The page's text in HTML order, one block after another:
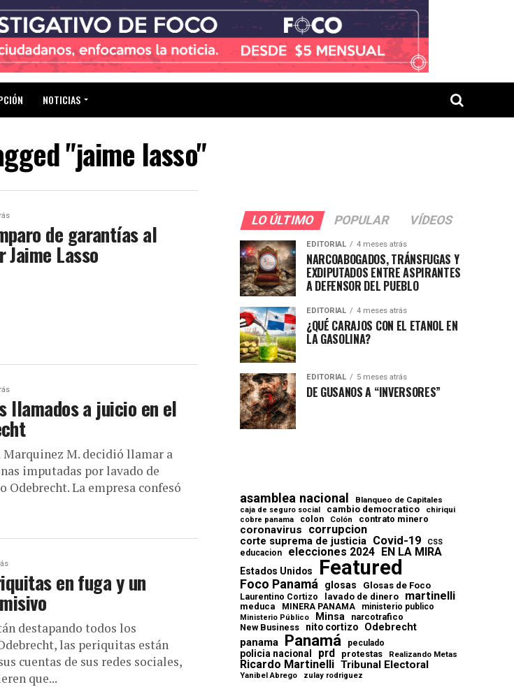
NOTICIAS
"jaime lasso"
de garantías al
Jaime Lasso
llamados a juicio en el
Marquinez M. decidió llamar a
imputadas por lavado de
Odebrecht. La empresa confesó
en fuga y un
destapando todos los
las periquitas están
cuentas de sus redes sociales,
que...
LO ÚLTIMO POPULAR VÍDEOS
EDITORIAL 4 meses atrás
NARCOABOGADOS, TRÁNSFUGAS Y
EXDIPUTADOS ENTRE ASPIRANTES
A DEFENSOR DEL PUEBLO
EDITORIAL 4 meses atrás
¿QUÉ CARAJOS CON EL ETANOL EN
LA GASOLINA?
EDITORIAL 5 meses atrás
DE GUSANOS A “INVERSORES”
asamblea nacional Blanqueo de Capitales
caja de seguro social cambio democratico chiriqui
cobre panama colon Colón contrato minero
coronavirus corrupcion
corte suprema de justicia Covid-19 CSS
educacion elecciones 2024 EN LA MIRA
Estados Unidos Featured
Foco Panamá glosas Glosas de Foco
Laurentino Cortizo lavado de dinero martinelli
meduca MINERA PANAMA ministerio publico
Ministerio Público Minsa
narcotrafico
New Business
nito cortizo
Odebrecht
panama Panamá peculado
policia nacional prd protestas Realizando Metas
Ricardo Martinelli Tribunal Electoral
Yanibel Abrego zulay rodriguez